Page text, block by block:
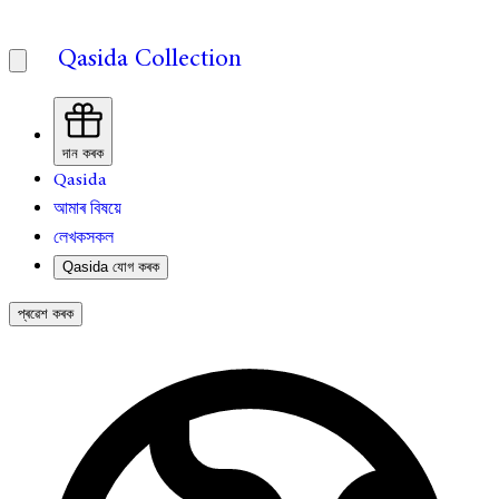
Qasida Collection
দান কৰক
Qasida
আমাৰ বিষয়ে
লেখকসকল
Qasida যোগ কৰক
প্ৰৱেশ কৰক